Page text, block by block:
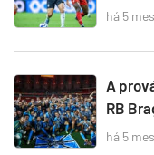
há 5
A
RB
há 5